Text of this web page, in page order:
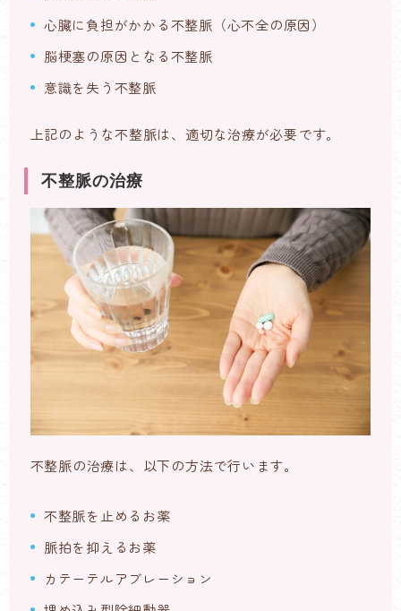
心臓に負担がかかる不整脈（心不全の原因）
脳梗塞の原因となる不整脈
意識を失う不整脈
上記のような不整脈は、適切な治療が必要です。
不整脈の治療
不整脈の治療は、以下の方法で行います。
不整脈を止めるお薬
脈拍を抑えるお薬
カテーテルアブレーション